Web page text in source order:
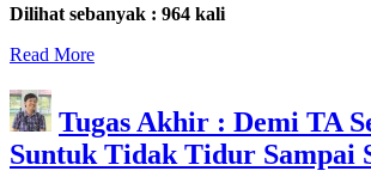
Dilihat sebanyak : 964 kali
Read More
Tugas Akhir : Demi TA
Suntuk Tidak Tidur Sampai